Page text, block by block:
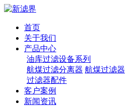
首页
关于我们
产品中心
油库过滤设备系列
航煤过滤分离器 航煤过滤器
过滤器配件
客户案例
新闻资讯